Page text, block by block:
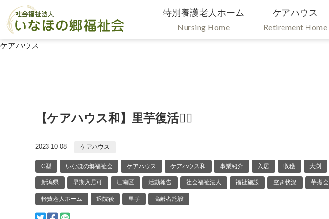
特別養護老人ホーム
Nursing Home
ケアハウス
Retirement Home
ケアハウス
【ケアハウス和】里芋復活👍🏻
2023-10-08 ケアハウス
C型 いなほの郷福祉会 ケアハウス ケアハウス和 事業紹介 入居 収穫 大渕
新潟県 早期入居可 江南区 活動報告 社会福祉法人 福祉施設 空き状況 芋煮会
軽費老人ホーム 退院後 里芋 高齢者施設